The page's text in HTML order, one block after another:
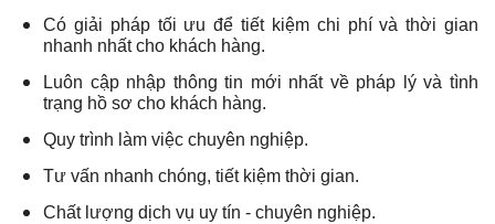
Có giải pháp tối ưu để tiết kiệm chi phí và thời gian
nhanh nhất cho khách hàng.
Luôn cập nhập thông tin mới nhất về pháp lý và tình
trạng hồ sơ cho khách hàng.
Quy trình làm việc chuyên nghiệp.
Tư vấn nhanh chóng, tiết kiệm thời gian.
Chất lượng dịch vụ uy tín - chuyên nghiệp.